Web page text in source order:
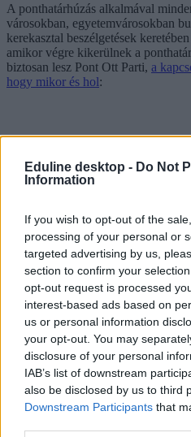
Eduline desktop - Do Not
Information
If you wish to opt-out of the
processing of your personal or
targeted advertising by us,
section to confirm your
opt-out request is processed
interest-based ads based on
us or personal information
your opt-out. You may
disclosure of your personal
IAB’s list of downstream
also be disclosed by us to third
Downstream Participants that
A ponthatárhúzás alkalmával
városokban, egyetemvárosokban
kerekasztal beszélgetések
amikor végre kikerülnek a
biztosan lesz Pont Ott Parti, a
hogy mikor és hol: